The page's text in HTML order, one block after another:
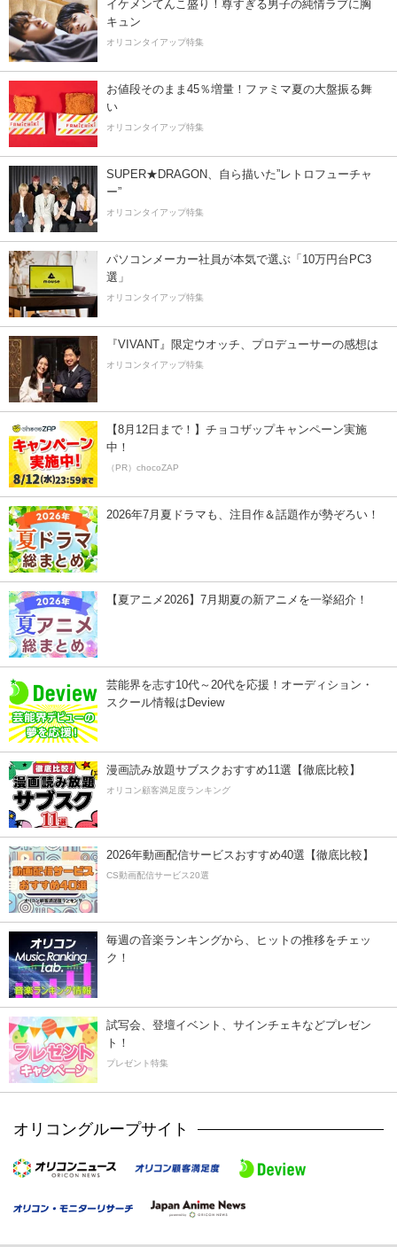
イケメンてんこ盛り！尊すぎる男子の純情ラブに胸
キュン
オリコンタイアップ特集
お値段そのまま45％増量！ファミマ夏の大盤振る舞
い
オリコンタイアップ特集
SUPER★DRAGON、自ら描いた”レトロフューチャ
ー”
オリコンタイアップ特集
パソコンメーカー社員が本気で選ぶ「10万円台PC3
選」
オリコンタイアップ特集
『VIVANT』限定ウオッチ、プロデューサーの感想は
オリコンタイアップ特集
【8月12日まで！】チョコザップキャンペーン実施
中！
（PR）chocoZAP
2026年7月夏ドラマも、注目作＆話題作が勢ぞろい！
【夏アニメ2026】7月期夏の新アニメを一挙紹介！
芸能界を志す10代～20代を応援！オーディション・
スクール情報はDeview
漫画読み放題サブスクおすすめ11選【徹底比較】
オリコン顧客満足度ランキング
2026年動画配信サービスおすすめ40選【徹底比較】
CS動画配信サービス20選
毎週の音楽ランキングから、ヒットの推移をチェッ
ク！
試写会、登壇イベント、サインチェキなどプレゼン
ト！
プレゼント特集
オリコングループサイト